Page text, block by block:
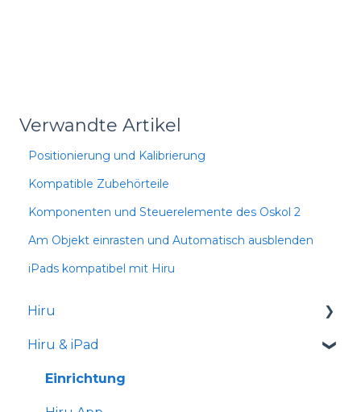
Verwandte Artikel
Positionierung und Kalibrierung
Kompatible Zubehörteile
Komponenten und Steuerelemente des Oskol 2
Am Objekt einrasten und Automatisch ausblenden
iPads kompatibel mit Hiru
Hiru
Versionshinweise
Hiru & iPad
Einrichtung